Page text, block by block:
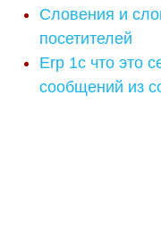
Словения и
посетителей
Erp 1с что это
сообщений из